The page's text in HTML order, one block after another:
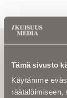
Tämä sivusto
Käytämme
räätälöimiseen,
Tilaa
Kirjoita alle
kuukaudessa
etteivät